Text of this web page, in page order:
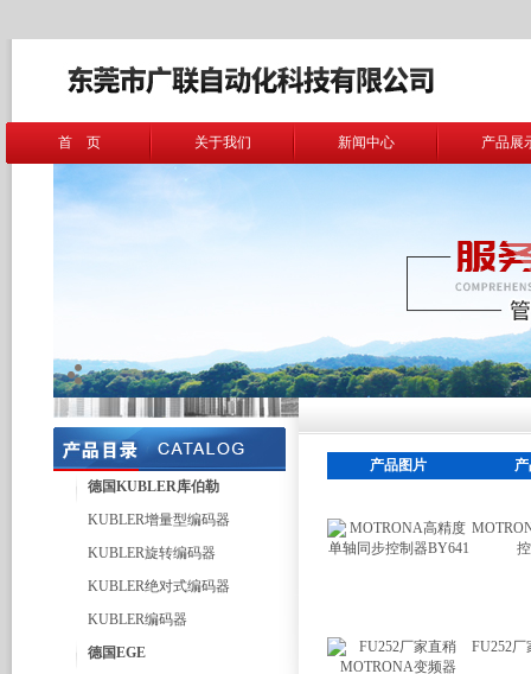
首 页 关于我们 新闻中心 产品展
德国KUBLER库伯勒
KUBLER增量型编码器
KUBLER旋转编码器
KUBLER绝对式编码器
KUBLER编码器
德国EGE
产品图片
FU252